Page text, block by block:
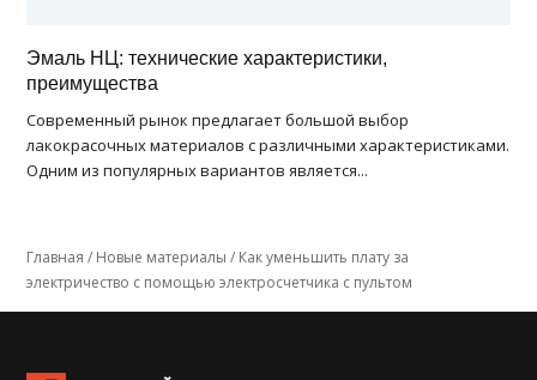
Эмаль НЦ: технические характеристики,
преимущества
Современный рынок предлагает большой выбор
лакокрасочных материалов с различными характеристиками.
Одним из популярных вариантов является...
Главная / Новые материалы / Как уменьшить плату за
электричество с помощью электросчетчика с пультом